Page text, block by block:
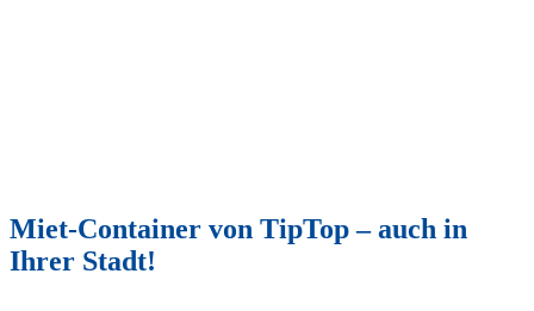
Miet-Container von TipTop – auch in
Ihrer Stadt!